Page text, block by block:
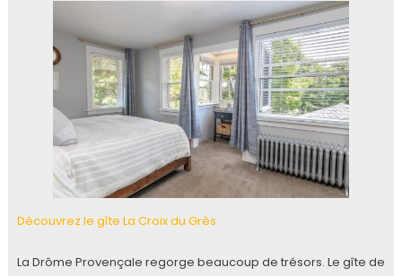
Découvrez le gîte La Croix du Grès
La Drôme Provençale regorge beaucoup de trésors. Le gîte de